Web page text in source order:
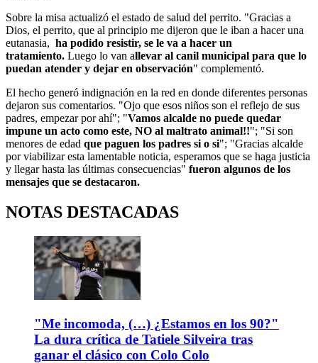
Sobre la misa actualizó el estado de salud del perrito. "Gracias a
Dios, el perrito, que al principio me dijeron que le iban a hacer una
eutanasia, ha podido resistir, se le va a hacer un
tratamiento. Luego lo van allevar al canil municipal para que lo
puedan atender y dejar en observación" complementó.
El hecho generó indignación en la red en donde diferentes personas
dejaron sus comentarios. "Ojo que esos niños son el reflejo de sus
padres, empezar por ahí"; "Vamos alcalde no puede quedar
impune un acto como este, NO al maltrato animal!!"; "Si son
menores de edad que paguen los padres si o si"; "Gracias alcalde
por viabilizar esta lamentable noticia, esperamos que se haga justicia
y llegar hasta las últimas consecuencias" fueron algunos de los
mensajes que se destacaron.
NOTAS DESTACADAS
"Me incomoda, (…) ¿Estamos en los 90?"
La dura crítica de Tatiele Silveira tras
ganar el clásico con Colo Colo